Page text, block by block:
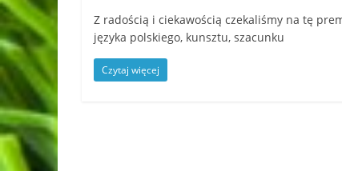
Z radością i ciekawością czekaliśmy na tę
języka polskiego, kunsztu, szacunku
Czytaj więcej